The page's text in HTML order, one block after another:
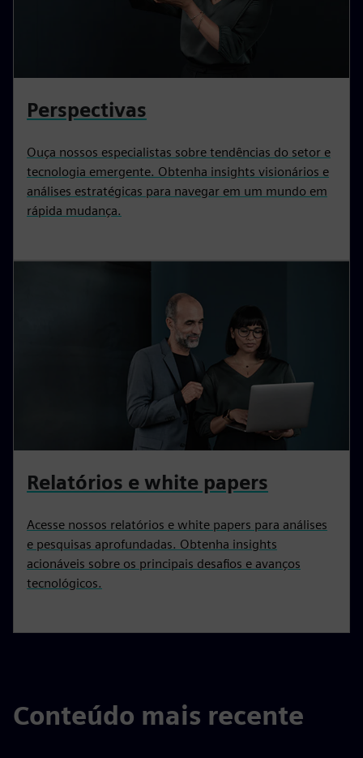
Perspectivas
Ouça nossos especialistas sobre tendências do setor e
tecnologia emergente. Obtenha insights visionários e
análises estratégicas para navegar em um mundo em
rápida mudança.
Relatórios e white papers
Acesse nossos relatórios e white papers para análises
e pesquisas aprofundadas. Obtenha insights
acionáveis sobre os principais desafios e avanços
tecnológicos.
Conteúdo mais recente